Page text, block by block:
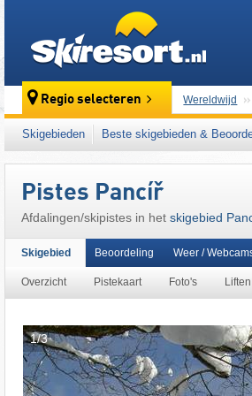
Regio selecteren Wereldwijd
Dit skigebied
Skigebieden Beste skigebieden &
Pistes Pancíř
Afdalingen/​skipistes in het skigebied
Skigebied
Overzicht Pistekaart Foto's Liften
Beoordeling Weer /
1/3